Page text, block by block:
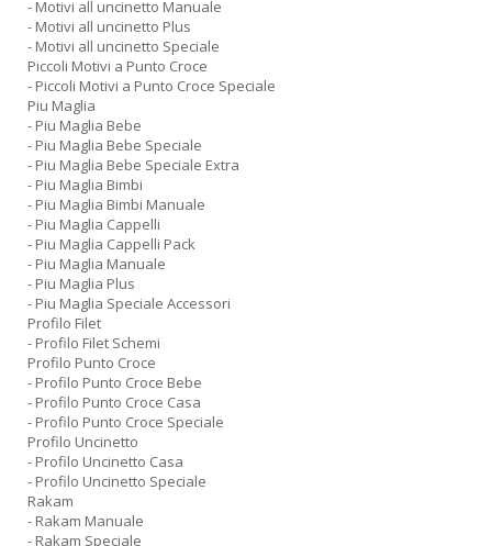
- Motivi all uncinetto Manuale
- Motivi all uncinetto Plus
- Motivi all uncinetto Speciale
Piccoli Motivi a Punto Croce
- Piccoli Motivi a Punto Croce Speciale
Piu Maglia
- Piu Maglia Bebe
- Piu Maglia Bebe Speciale
- Piu Maglia Bebe Speciale Extra
- Piu Maglia Bimbi
- Piu Maglia Bimbi Manuale
- Piu Maglia Cappelli
- Piu Maglia Cappelli Pack
- Piu Maglia Manuale
- Piu Maglia Plus
- Piu Maglia Speciale Accessori
Profilo Filet
- Profilo Filet Schemi
Profilo Punto Croce
- Profilo Punto Croce Bebe
- Profilo Punto Croce Casa
- Profilo Punto Croce Speciale
Profilo Uncinetto
- Profilo Uncinetto Casa
- Profilo Uncinetto Speciale
Rakam
- Rakam Manuale
- Rakam Speciale